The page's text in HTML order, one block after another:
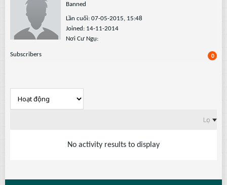
Banned
Lần cuối: 07-05-2015, 15:48
Joined: 14-11-2014
Nơi Cư Ngụ:
Subscribers 0
Lọc
No activity results to display